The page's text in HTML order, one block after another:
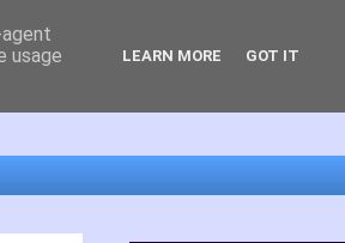
usage
LEARN MORE GOT IT